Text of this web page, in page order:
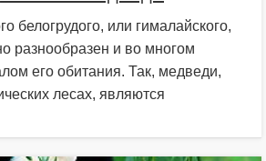
белогрудого, или гималайского,
разнообразен и во многом
его обитания. Так, медведи,
лесах, являются